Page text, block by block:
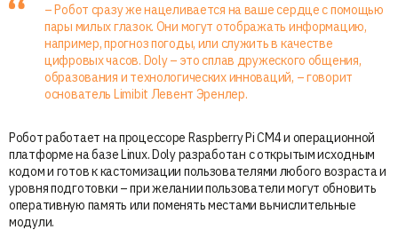
– Робот сразу же нацеливается на ваше сердце с помощью
пары милых глазок. Они могут отображать информацию,
например, прогноз погоды, или служить в качестве
цифровых часов. Doly – это сплав дружеского общения,
образования и технологических инноваций, – говорит
основатель Limibit Левент Эренлер.
Робот работает на процессоре Raspberry Pi CM4 и операционной
платформе на базе Linux. Doly разработан с открытым исходным
кодом и готов к кастомизации пользователями любого возраста и
уровня подготовки – при желании пользователи могут обновить
оперативную память или поменять местами вычислительные
модули.